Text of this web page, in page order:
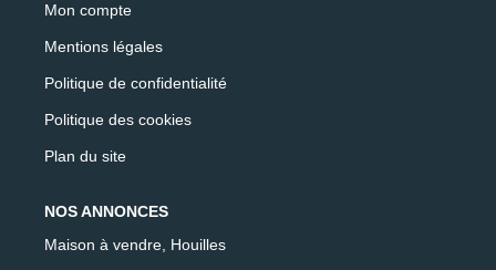
Mon compte
Mentions légales
Politique de confidentialité
Politique des cookies
Plan du site
NOS ANNONCES
Maison à vendre, Houilles